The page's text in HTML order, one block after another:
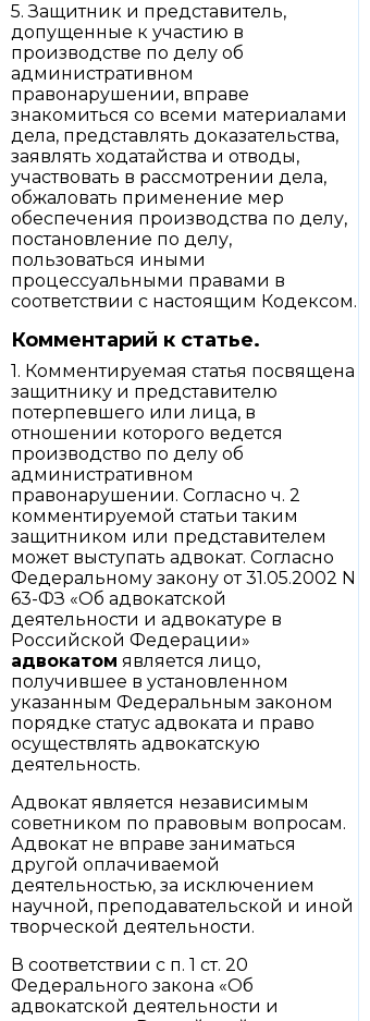
5. Защитник и представитель,
допущенные к участию в
производстве по делу об
административном
правонарушении, вправе
знакомиться со всеми материалами
дела, представлять доказательства,
заявлять ходатайства и отводы,
участвовать в рассмотрении дела,
обжаловать применение мер
обеспечения производства по делу,
постановление по делу,
пользоваться иными
процессуальными правами в
соответствии с настоящим Кодексом.
Комментарий к статье.
1. Комментируемая статья посвящена
защитнику и представителю
потерпевшего или лица, в
отношении которого ведется
производство по делу об
административном
правонарушении. Согласно ч. 2
комментируемой статьи таким
защитником или представителем
может выступать адвокат. Согласно
Федеральному закону от 31.05.2002 N
63-ФЗ «Об адвокатской
деятельности и адвокатуре в
Российской Федерации»
адвокатом является лицо,
получившее в установленном
указанным Федеральным законом
порядке статус адвоката и право
осуществлять адвокатскую
деятельность.
Адвокат является независимым
советником по правовым вопросам.
Адвокат не вправе заниматься
другой оплачиваемой
деятельностью, за исключением
научной, преподавательской и иной
творческой деятельности.
В соответствии с п. 1 ст. 20
Федерального закона «Об
адвокатской деятельности и